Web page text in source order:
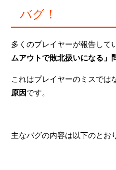
バグ！
多くのプレイヤーが報告して
ムアウトで敗北扱いになる」
これはプレイヤーのミスでは
原因 です。
主なバグの内容は以下のとお